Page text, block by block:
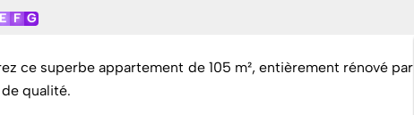
E F G
ce superbe appartement de 105 m², entièrement rénové par
qualité.